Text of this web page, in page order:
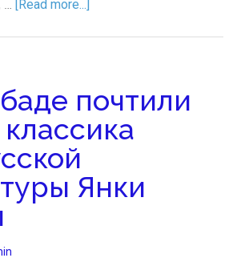
… [Read more...]
почтили
Янки